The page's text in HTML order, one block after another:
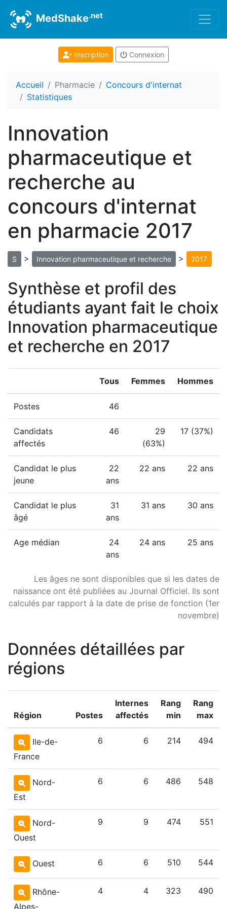
MedShake.net
Inscription Connexion
Accueil Pharmacie
Concours d'internat
Statistiques
Innovation
pharmaceutique et
recherche au
concours d'internat
en pharmacie 2017
S > Innovation pharmaceutique et recherche > 2017
Synthèse et profil des
étudiants ayant fait le choix
Innovation pharmaceutique
et recherche en 2017
Les âges ne sont disponibles que si les dates de
naissance ont été publiées au Journal Officiel. Ils sont
calculés par rapport à la date de prise de fonction (1er
novembre)
Tous Femmes Hommes
Postes 46
Candidats
affectés
46
29
(63%)
17 (37%)
Candidat le plus
jeune
22
ans
22 ans 22 ans
Candidat le plus
âgé
31
ans
31 ans 30 ans
Age médian
24
ans
24 ans 25 ans
Données détaillées par
régions
Région Postes
Internes
affectés
Rang
min
Rang
max
Ile-de-
France
6 6 214 494
Nord-
Est
6 6 486 548
Nord-
Ouest
9 9 474 551
Ouest 6 6 510 544
Rhône-
Alpes-
4 4 323 490